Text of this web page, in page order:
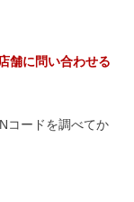
舗に問い合わせる
コードを調べてか